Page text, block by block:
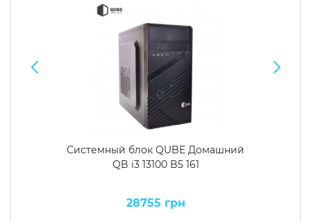
Системный блок QUBE Домашний
QB i3 13100 B5 161
28755 грн